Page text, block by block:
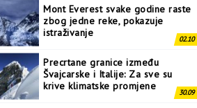
Precrtane granice između
Švajcarske i Italije: Za sve su
krive klimatske promjene
30.09
50 Cent otkrio zašto nikada nije
bio na Didijevim zabavama: Nisam
za te jezive stvari, ja sam više